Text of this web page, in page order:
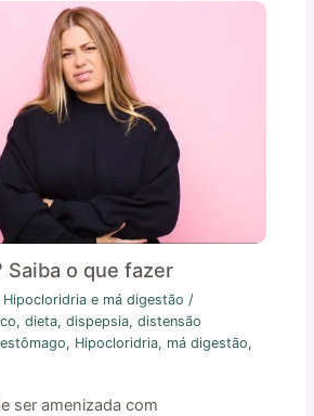
Saiba o que fazer
Hipocloridria e má digestão /
,dieta,dispepsia,distensão
, Hipocloridria, má digestão,
ser amenizada com